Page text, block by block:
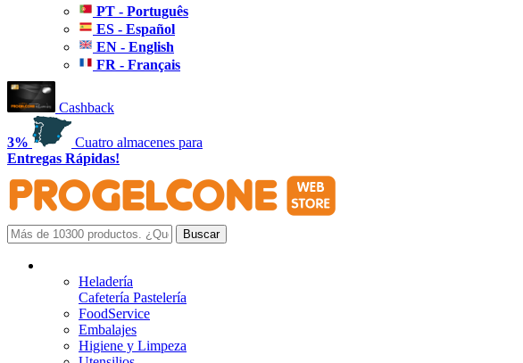
PT - Português
ES - Español
EN - English
FR - Français
Cashback
3%
Cuatro almacenes para
Entregas Rápidas!
Heladería
Cafetería Pastelería
FoodService
Embalajes
Higiene y Limpeza